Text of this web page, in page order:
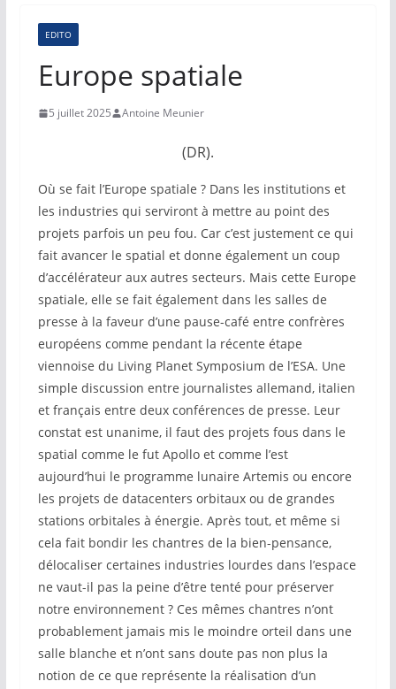
EDITO
Europe spatiale
5 juillet 2025 Antoine Meunier
(DR).
Où se fait l’Europe spatiale ? Dans les institutions et
les industries qui serviront à mettre au point des
projets parfois un peu fou. Car c’est justement ce qui
fait avancer le spatial et donne également un coup
d’accélérateur aux autres secteurs. Mais cette Europe
spatiale, elle se fait également dans les salles de
presse à la faveur d’une pause-café entre confrères
européens comme pendant la récente étape
viennoise du Living Planet Symposium de l’ESA. Une
simple discussion entre journalistes allemand, italien
et français entre deux conférences de presse. Leur
constat est unanime, il faut des projets fous dans le
spatial comme le fut Apollo et comme l’est
aujourd’hui le programme lunaire Artemis ou encore
les projets de datacenters orbitaux ou de grandes
stations orbitales à énergie. Après tout, et même si
cela fait bondir les chantres de la bien-pensance,
délocaliser certaines industries lourdes dans l’espace
ne vaut-il pas la peine d’être tenté pour préserver
notre environnement ? Ces mêmes chantres n’ont
probablement jamais mis le moindre orteil dans une
salle blanche et n’ont sans doute pas non plus la
notion de ce que représente la réalisation d’un